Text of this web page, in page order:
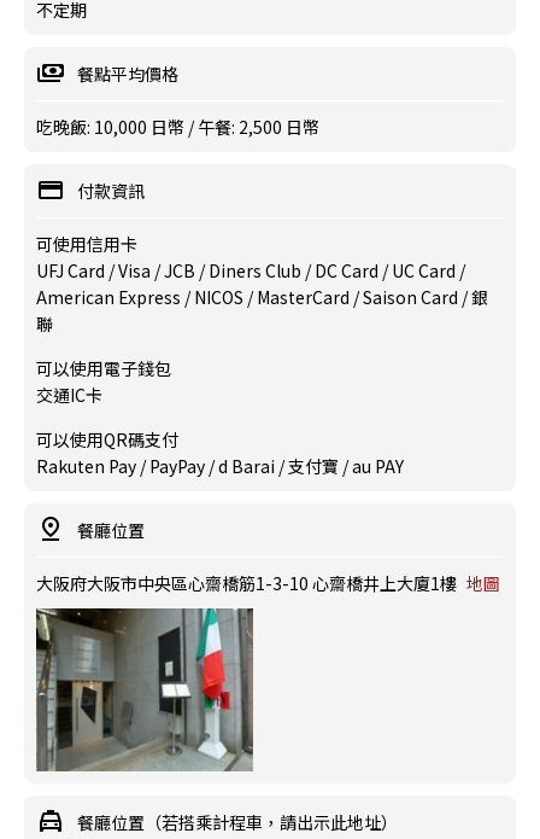
不定期
餐點平均價格
吃晚飯: 10,000 日幣 / 午餐: 2,500 日幣
付款資訊
可使用信用卡
UFJ Card / Visa / JCB / Diners Club / DC Card / UC Card /
American Express / NICOS / MasterCard / Saison Card / 銀
聯
可以使用電子錢包
交通IC卡
可以使用QR碼支付
Rakuten Pay / PayPay / d Barai / 支付寶 / au PAY
餐廳位置
大阪府大阪市中央區心齋橋筋1-3-10 心齋橋井上大廈1樓 地圖
餐廳位置（若搭乘計程車，請出示此地址）